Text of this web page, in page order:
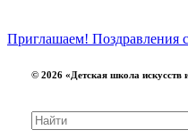
Приглашаем! Поздравления
© 2026 «Детская школа